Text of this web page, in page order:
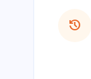
history